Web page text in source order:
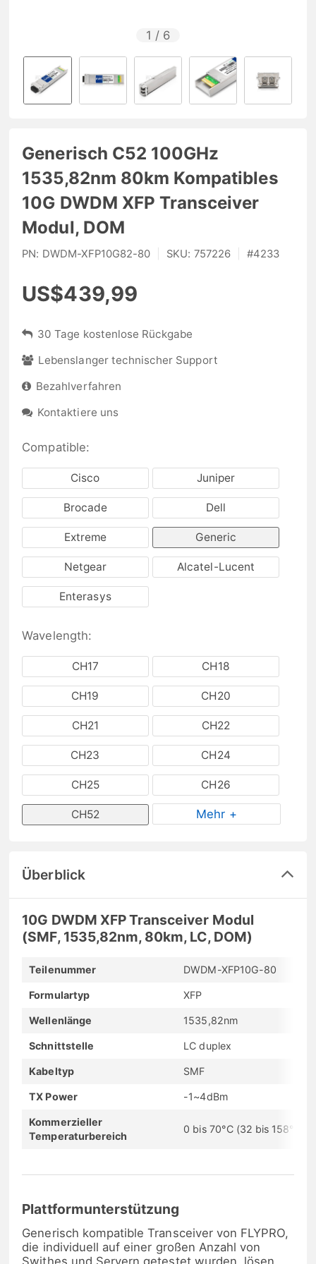
1 / 6
Generisch C52 100GHz
1535,82nm 80km Kompatibles
10G DWDM XFP Transceiver
Modul, DOM
PN: DWDM-XFP10G82-80 SKU: 757226 #4233
US$439,99
30 Tage kostenlose Rückgabe
Lebenslanger technischer Support
Bezahlverfahren
Kontaktiere uns
Compatible:
Cisco Juniper
Brocade Dell
Extreme Generic
Netgear Alcatel-Lucent
Enterasys
Wavelength:
CH17 CH18
CH19 CH20
CH21 CH22
CH23 CH24
CH25 CH26
CH52 Mehr +
Überblick
10G DWDM XFP Transceiver Modul
(SMF, 1535,82nm, 80km, LC, DOM)
Teilenummer DWDM-XFP10G-80
Formulartyp XFP
Wellenlänge 1535,82nm
Schnittstelle LC duplex
Kabeltyp SMF
TX Power -1~4dBm
Kommerzieller
Temperaturbereich
0 bis 70°C (32 bis 158°F)
Plattformunterstützung
Generisch kompatible Transceiver von FLYPRO,
die individuell auf einer großen Anzahl von